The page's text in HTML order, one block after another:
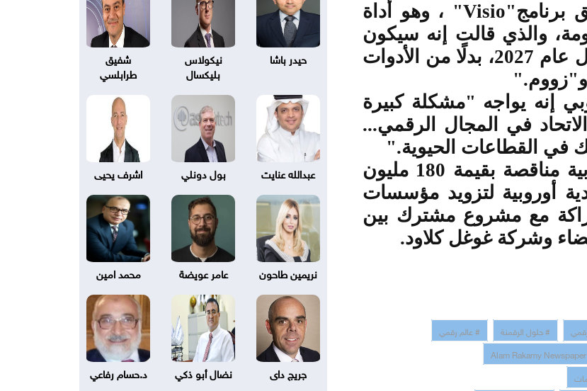
برنامج"Visio" ، وهو أداة
والذي قالت إنه سيكون
متاحًا لجميع الخدمات الحكومية بحلول عام 2027، بدلًا من الأدوات
".
إنه يواجه "مشكلة كبيرة
في المجال الرقمي...
في القطاعات الحيوية".
وفي أبريل، منحت المفوضية الأوروبية مناقصة بقيمة 180 مليون
أوروبية لتزويد مؤسسات
شراكة مع مشروع مشترك بين
وشركة غوغل كلاود.
# حلول الرقمنة
# عالم رقمي
حيدر باشا
نيكولاس
بليكسال
شفيق
طرابلسي
عبدالله عنايت بول دونلي اشرف يحيى
نريمين طاحون عامر عويضة محمد امين
جريج داى نضال أبو ذكي د.حسام رفاعي